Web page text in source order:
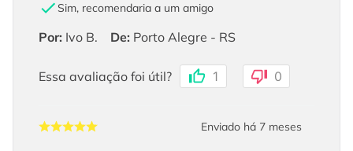
Sim, recomendaria a um amigo
Por: Ivo B. De: Porto Alegre - RS
Essa avaliação foi útil? 1 0
Enviado há 7 meses